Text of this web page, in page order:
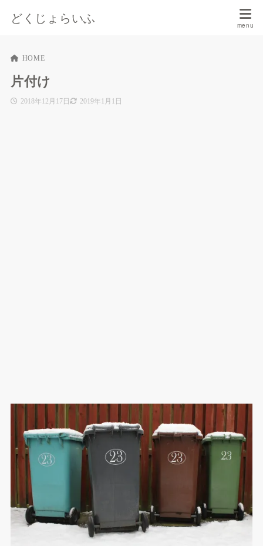
どくじょらいふ
HOME
片付け
2018年12月17日 2019年1月1日